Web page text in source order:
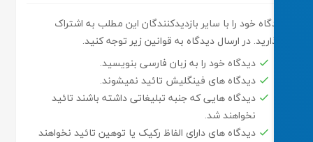
خود را با سایر بازدیدکنندگان این مطلب به اشتراک
در ارسال دیدگاه به قوانین زیر توجه کنید.
دیدگاه خود را به زبان فارسی بنویسید.
دیدگاه های فینگلیش تائید نمیشوند.
دیدگاه هایی که جنبه تبلیغاتی داشته باشند تائید
نخواهند شد.
دیدگاه های دارای الفاظ رکیک یا توهین تائید نخواهند